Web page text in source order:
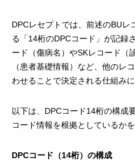
DPCレセプトでは、前述のBUレ
る「14桁のDPCコード」が記録
ード（傷病名）やSKレコード（
（患者基礎情報）など、他のレ
わせることで決定される仕組みに
以下は、DPCコード14桁の構成
コード情報を根拠としているか
DPCコード（14桁）の構成